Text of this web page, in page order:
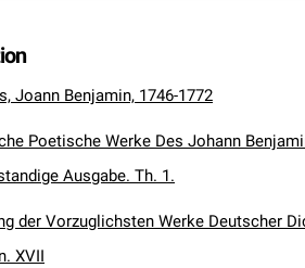
Joann Benjamin, 1746-1772
Poetische Werke Des Johann
Ausgabe. Th. 1.
der Vorzuglichsten Werke Deutscher
XVII